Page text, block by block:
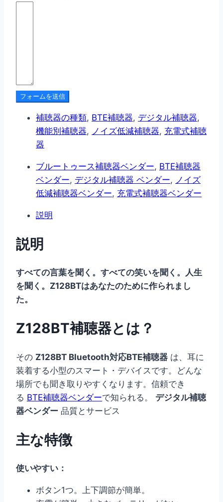
フォームを送信
補聴器の種類, BTE補聴器, デジタル補聴器,
機能別補聴器, ノイズ低減補聴器, 充電式補聴
器
ブルートゥース補聴器ベンダー, BTE補聴器
ベンダー, デジタル補聴器 ベンダー, ノイズ
低減補聴器ベンダー, 充電式補聴器ベンダー
説明
説明
すべての言葉を聞く。すべての笑いを聞く。人生
を聞く。Z128BTはあなたのために作られまし
た。
Z128BT補聴器とは？
その Z128BT Bluetooth対応BTE補聴器 は、耳に
装着する小型のスマート・デバイスです。どんな
場所でも聞き取りやすくなります。信頼でき
る BTE補聴器ベンダーで知られる。 デジタル補聴
器ベンダー 品質とサービス
主な特徴
使いやすい：
ボタン1つ。上下調節が簡単。